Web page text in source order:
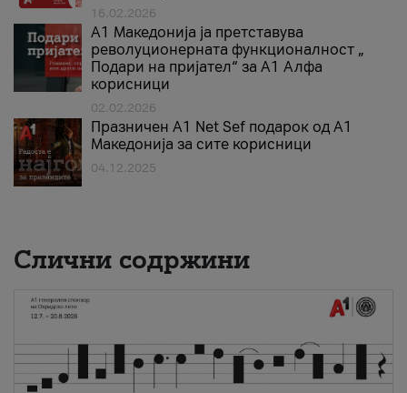
16.02.2026
А1 Македонија ја претставува
револуционерната функционалност „
Подари на пријател“ за А1 Алфа
корисници
02.02.2026
Празничен A1 Net Sеf подарок од А1
Македонија за сите корисници
04.12.2025
Слични содржини